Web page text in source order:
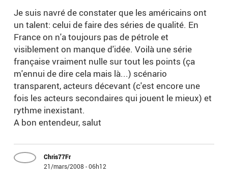
Je suis navré de constater que les américains ont
un talent: celui de faire des séries de qualité. En
France on n'a toujours pas de pétrole et
visiblement on manque d'idée. Voilà une série
française vraiment nulle sur tout les points (ça
m'ennui de dire cela mais là...) scénario
transparent, acteurs décevant (c'est encore une
fois les acteurs secondaires qui jouent le mieux) et
rythme inexistant.
A bon entendeur, salut
Chris77Fr
21/mars/2008 - 06h12